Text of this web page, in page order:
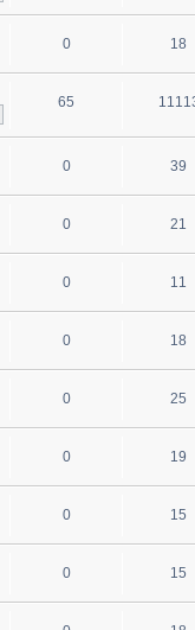
0 18
65
0 39
0 21
0 11
0 18
0 25
0 19
0 15
0 15